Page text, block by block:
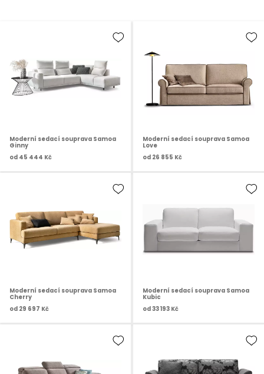
Moderní sedací souprava Samoa
Ginny
od 45 444 Kč
Moderní sedací souprava Samoa
Love
od 26 855 Kč
Moderní sedací souprava Samoa
Cherry
od 29 697 Kč
Moderní sedací souprava Samoa
Kubic
od33 193 Kč